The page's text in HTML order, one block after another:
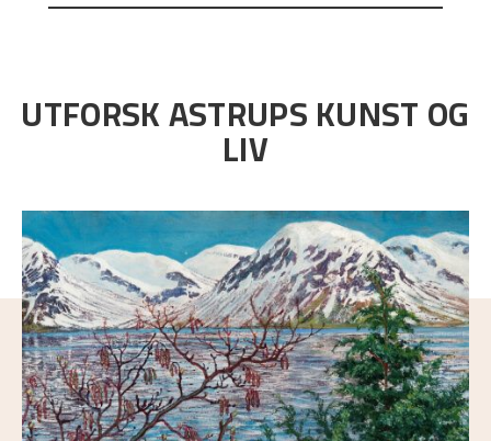
UTFORSK ASTRUPS KUNST OG
LIV